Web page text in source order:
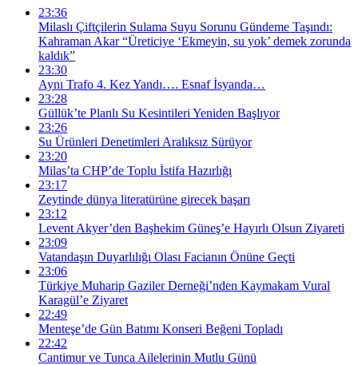
23:36
Milaslı Çiftçilerin Sulama Suyu Sorunu Gündeme Taşındı:
Kahraman Akar “Üreticiye ‘Ekmeyin, su yok’ demek zorunda
kaldık”
23:30
Aynı Trafo 4. Kez Yandı…. Esnaf İsyanda…
23:28
Güllük’te Planlı Su Kesintileri Yeniden Başlıyor
23:26
Su Ürünleri Denetimleri Aralıksız Sürüyor
23:20
Milas’ta CHP’de Toplu İstifa Hazırlığı
23:17
Zeytinde dünya literatürüne girecek başarı
23:12
Levent Akyer’den Başhekim Güneş’e Hayırlı Olsun Ziyareti
23:09
Vatandaşın Duyarlılığı Olası Facianın Önüne Geçti
23:06
Türkiye Muharip Gaziler Derneği’nden Kaymakam Vural
Karagül’e Ziyaret
22:49
Menteşe’de Gün Batımı Konseri Beğeni Topladı
22:42
Cantimur ve Tunca Ailelerinin Mutlu Günü